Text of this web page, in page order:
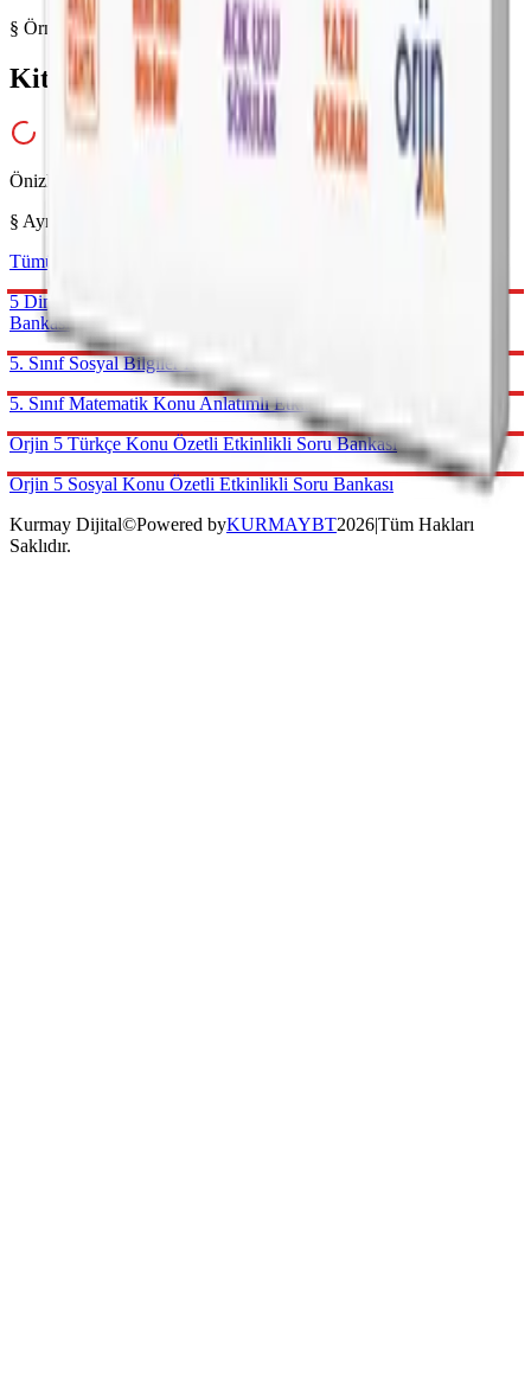
§ Örnek Sayfalar
Kitabı yakından inceleyin
Önizleme hazırlanıyor...
§ Aynı Kategoriden
Tümünü gör →
Kurmay Dijital©Powered byKURMAYBT2026|Tüm Hakları
Saklıdır.